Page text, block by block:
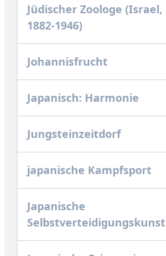
Jüdischer Zoologe (Israel,
1882-1946)
Johannisfrucht
Japanisch: Harmonie
Jungsteinzeitdorf
japanische Kampfsport
Japanische
Selbstverteidigungskunst